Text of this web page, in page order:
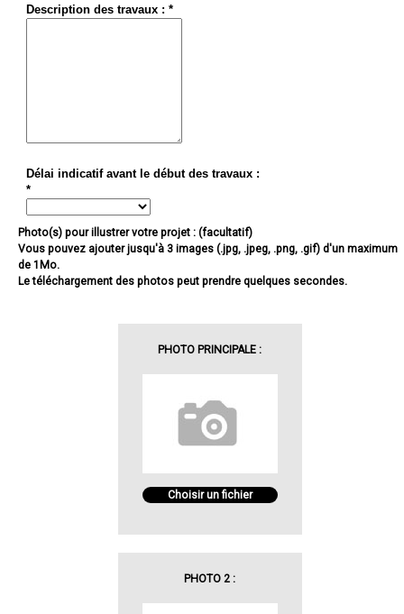
Description des travaux : *
Délai indicatif avant le début des travaux :
*
Photo(s) pour illustrer votre projet : (facultatif)
Vous pouvez ajouter jusqu'à 3 images (.jpg, .jpeg, .png, .gif) d'un maximum
de 1Mo.
Le téléchargement des photos peut prendre quelques secondes.
PHOTO PRINCIPALE :
Choisir un fichier
PHOTO 2 :